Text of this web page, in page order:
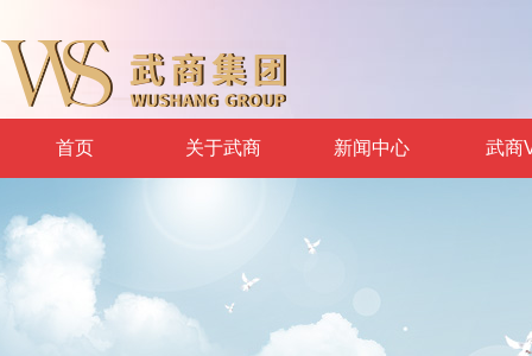
首页 关于武商 新闻中心 武商